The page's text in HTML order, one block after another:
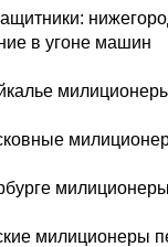
в угоне машин
милиционеры